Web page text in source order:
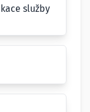
služby